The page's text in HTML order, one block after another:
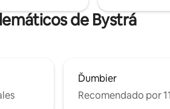
de Bystrá
Ďumbier
Recomendado por